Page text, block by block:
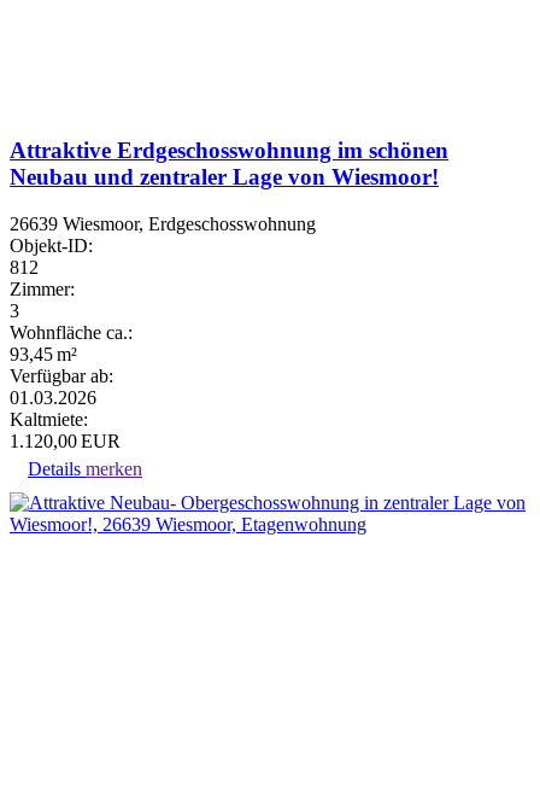
Attraktive Erdgeschosswohnung im schönen
Neubau und zentraler Lage von Wiesmoor!
26639 Wiesmoor, Erdgeschosswohnung
Objekt-ID:
812
Zimmer:
3
Wohnfläche ca.:
93,45 m²
Verfügbar ab:
01.03.2026
Kaltmiete:
1.120,00 EUR
Details merken